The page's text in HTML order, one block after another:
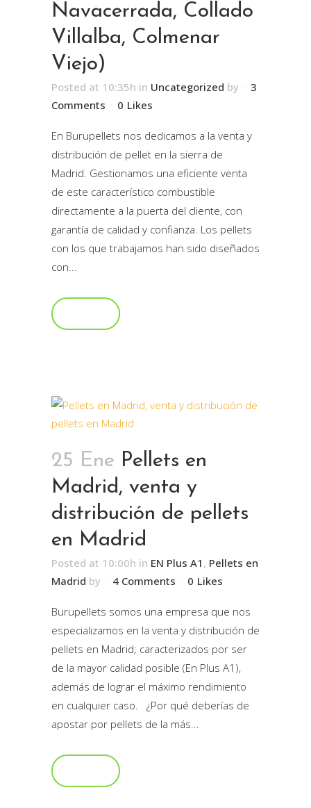
Navacerrada, Collado
Villalba, Colmenar
Viejo)
Posted at 10:35h in Uncategorized by
3
Comments
0 Likes
En Burupellets nos dedicamos a la venta y
distribución de pellet en la sierra de
Madrid. Gestionamos una eficiente venta
de este característico combustible
directamente a la puerta del cliente, con
garantía de calidad y confianza. Los pellets
con los que trabajamos han sido diseñados
con...
25 Ene Pellets en
Madrid, venta y
distribución de pellets
en Madrid
Posted at 10:00h in EN Plus A1 , Pellets en
Madrid by 4 Comments 0 Likes
Burupellets somos una empresa que nos
especializamos en la venta y distribución de
pellets en Madrid; caracterizados por ser
de la mayor calidad posible (En Plus A1),
además de lograr el máximo rendimiento
en cualquier caso. ¿Por qué deberías de
apostar por pellets de la más...